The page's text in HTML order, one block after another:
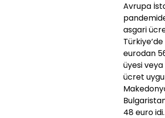
Avrupa
asgari
eurodan
üyesi
ücret
48 euro idi.